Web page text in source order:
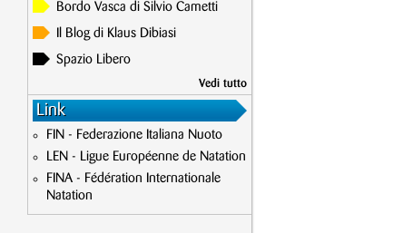
Bordo Vasca di Silvio Cametti
Il Blog di Klaus Dibiasi
Spazio Libero
Vedi tutto
Link
FIN - Federazione Italiana Nuoto
LEN - Ligue Européenne de Natation
FINA - Fédération Internationale
Natation